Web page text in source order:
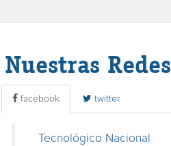
Nuestras Redes
facebook twitter
Tecnológico Nacional